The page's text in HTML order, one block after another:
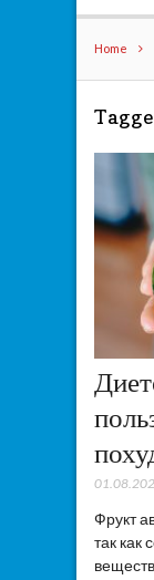
Home
Фрукт
так как